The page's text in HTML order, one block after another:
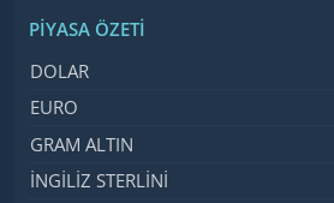
PIYASA ÖZETI
İsim, Kod
DOLAR
EURO
GRAM ALTIN
İNGILIZ STERLINI